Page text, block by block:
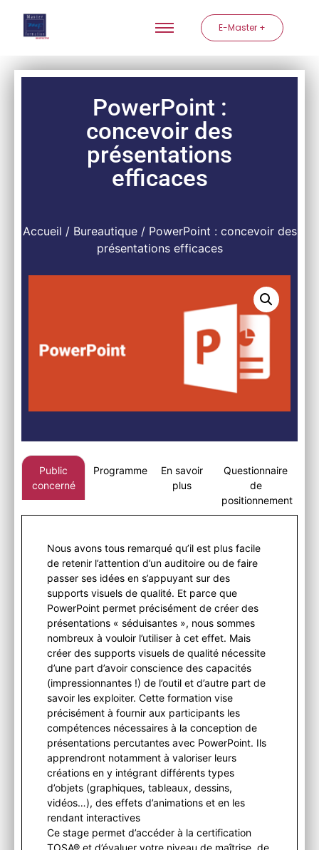
E-Master +
PowerPoint :
concevoir des
présentations
efficaces
Accueil / Bureautique/ PowerPoint : concevoir des
présentations efficaces
Public
concerné
Programme
En savoir
plus
Questionnaire
de
positionnement
Nous avons tous remarqué qu’il est plus facile
de retenir l’attention d’un auditoire ou de faire
passer ses idées en s’appuyant sur des
supports visuels de qualité. Et parce que
PowerPoint permet précisément de créer des
présentations « séduisantes », nous sommes
nombreux à vouloir l’utiliser à cet effet. Mais
créer des supports visuels de qualité nécessite
d’une part d’avoir conscience des capacités
(impressionnantes !) de l’outil et d’autre part de
savoir les exploiter. Cette formation vise
précisément à fournir aux participants les
compétences nécessaires à la conception de
présentations percutantes avec PowerPoint. Ils
apprendront notamment à valoriser leurs
créations en y intégrant différents types
d’objets (graphiques, tableaux, dessins,
vidéos…), des effets d’animations et en les
rendant interactives
Ce stage permet d’accéder à la certification